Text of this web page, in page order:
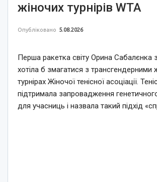
жіночих турнірів WTA
Опубліковано 5.08.2026
Перша ракетка світу Орина Сабалєнка
хотіла б змагатися з трансгендерними
турнірах Жіночої тенісної асоціації.
підтримала запровадження
для учасниць і назвала такий підхід